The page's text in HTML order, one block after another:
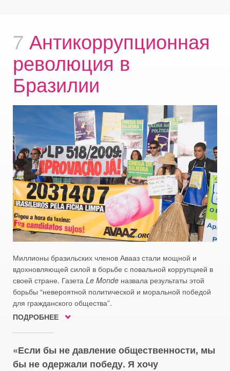
7 Антикоррупционная
революция в
Бразилии
Миллионы бразильских членов Авааз стали мощной и
вдохновляющей силой в борьбе с повальной коррупцией в
своей стране. Газета Le Monde назвала результаты этой
борьбы “невероятной политической и моральной победой
для гражданского общества”.
ПОДРОБНЕЕ
Если бы не давление общественности, мы
бы не одержали победу. Я хочу